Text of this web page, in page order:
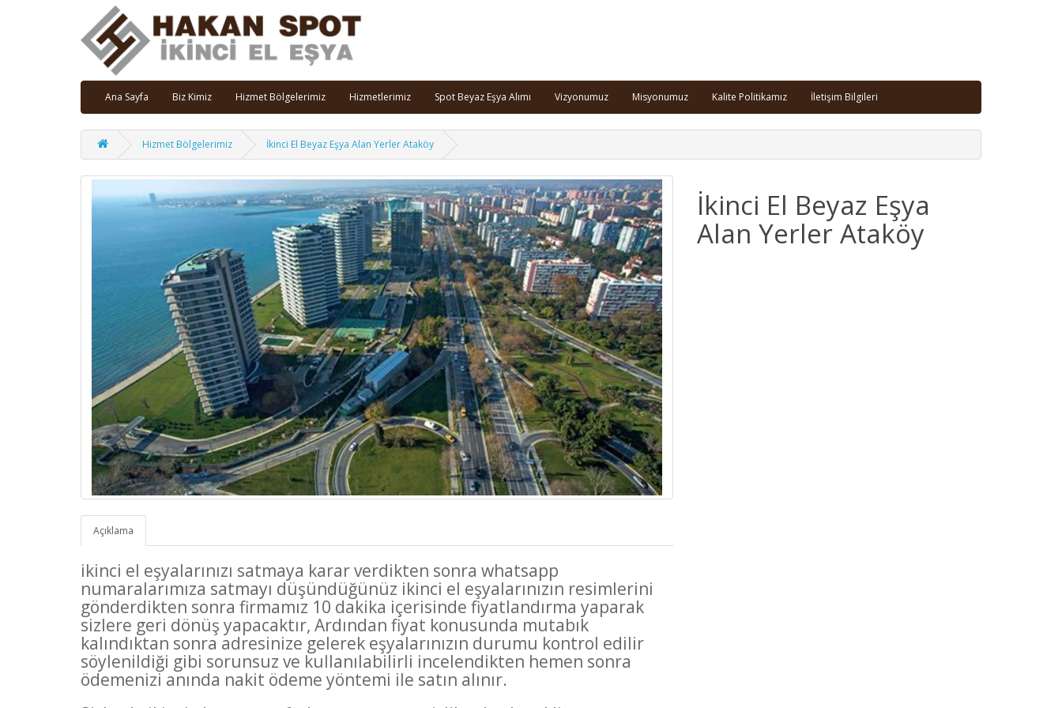
Ana Sayfa Biz Kimiz Hizmet Bölgelerimiz Hizmetlerimiz Spot Beyaz Eşya Alımı Vizyonumuz Misyonumuz Kalite Politikamız İletişim Bilgileri
Hizmet Bölgelerimiz İkinci El Beyaz Eşya Alan Yerler Ataköy
Açıklama
ikinci el eşyalarınızı satmaya karar verdikten sonra whatsapp
numaralarımıza satmayı düşündüğünüz ikinci el eşyalarınızın resimlerini
gönderdikten sonra firmamız 10 dakika içerisinde fiyatlandırma yaparak
sizlere geri dönüş yapacaktır, Ardından fiyat konusunda mutabık
kalındıktan sonra adresinize gelerek eşyalarınızın durumu kontrol edilir
söylenildiği gibi sorunsuz ve kullanılabilirli incelendikten hemen sonra
ödemenizi anında nakit ödeme yöntemi ile satın alınır.
İkinci El Beyaz Eşya
Alan Yerler Ataköy